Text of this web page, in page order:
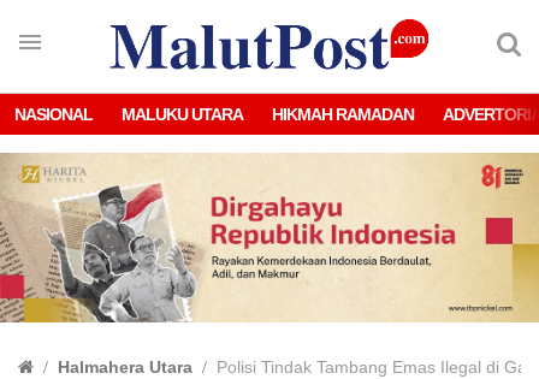
NASIONAL MALUKU UTARA HIKMAH RAMADAN
Halmahera Utara Polisi Tindak Tambang Emas Ilegal di